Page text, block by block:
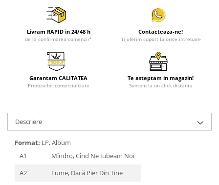
Livram RAPID in 24/48 h
de la confirmarea comenzii*
Contacteaza-ne!
Iti oferim suport la orice intrebare
Garantam CALITATEA
Produselor comercializate
Te asteptam in magazin!
Suntem la un click distanta
Descriere
Format: LP, Album
A1
Mîndro, Cînd Ne Iubeam Noi
A2
Lume, Dacă Pier Din Tine